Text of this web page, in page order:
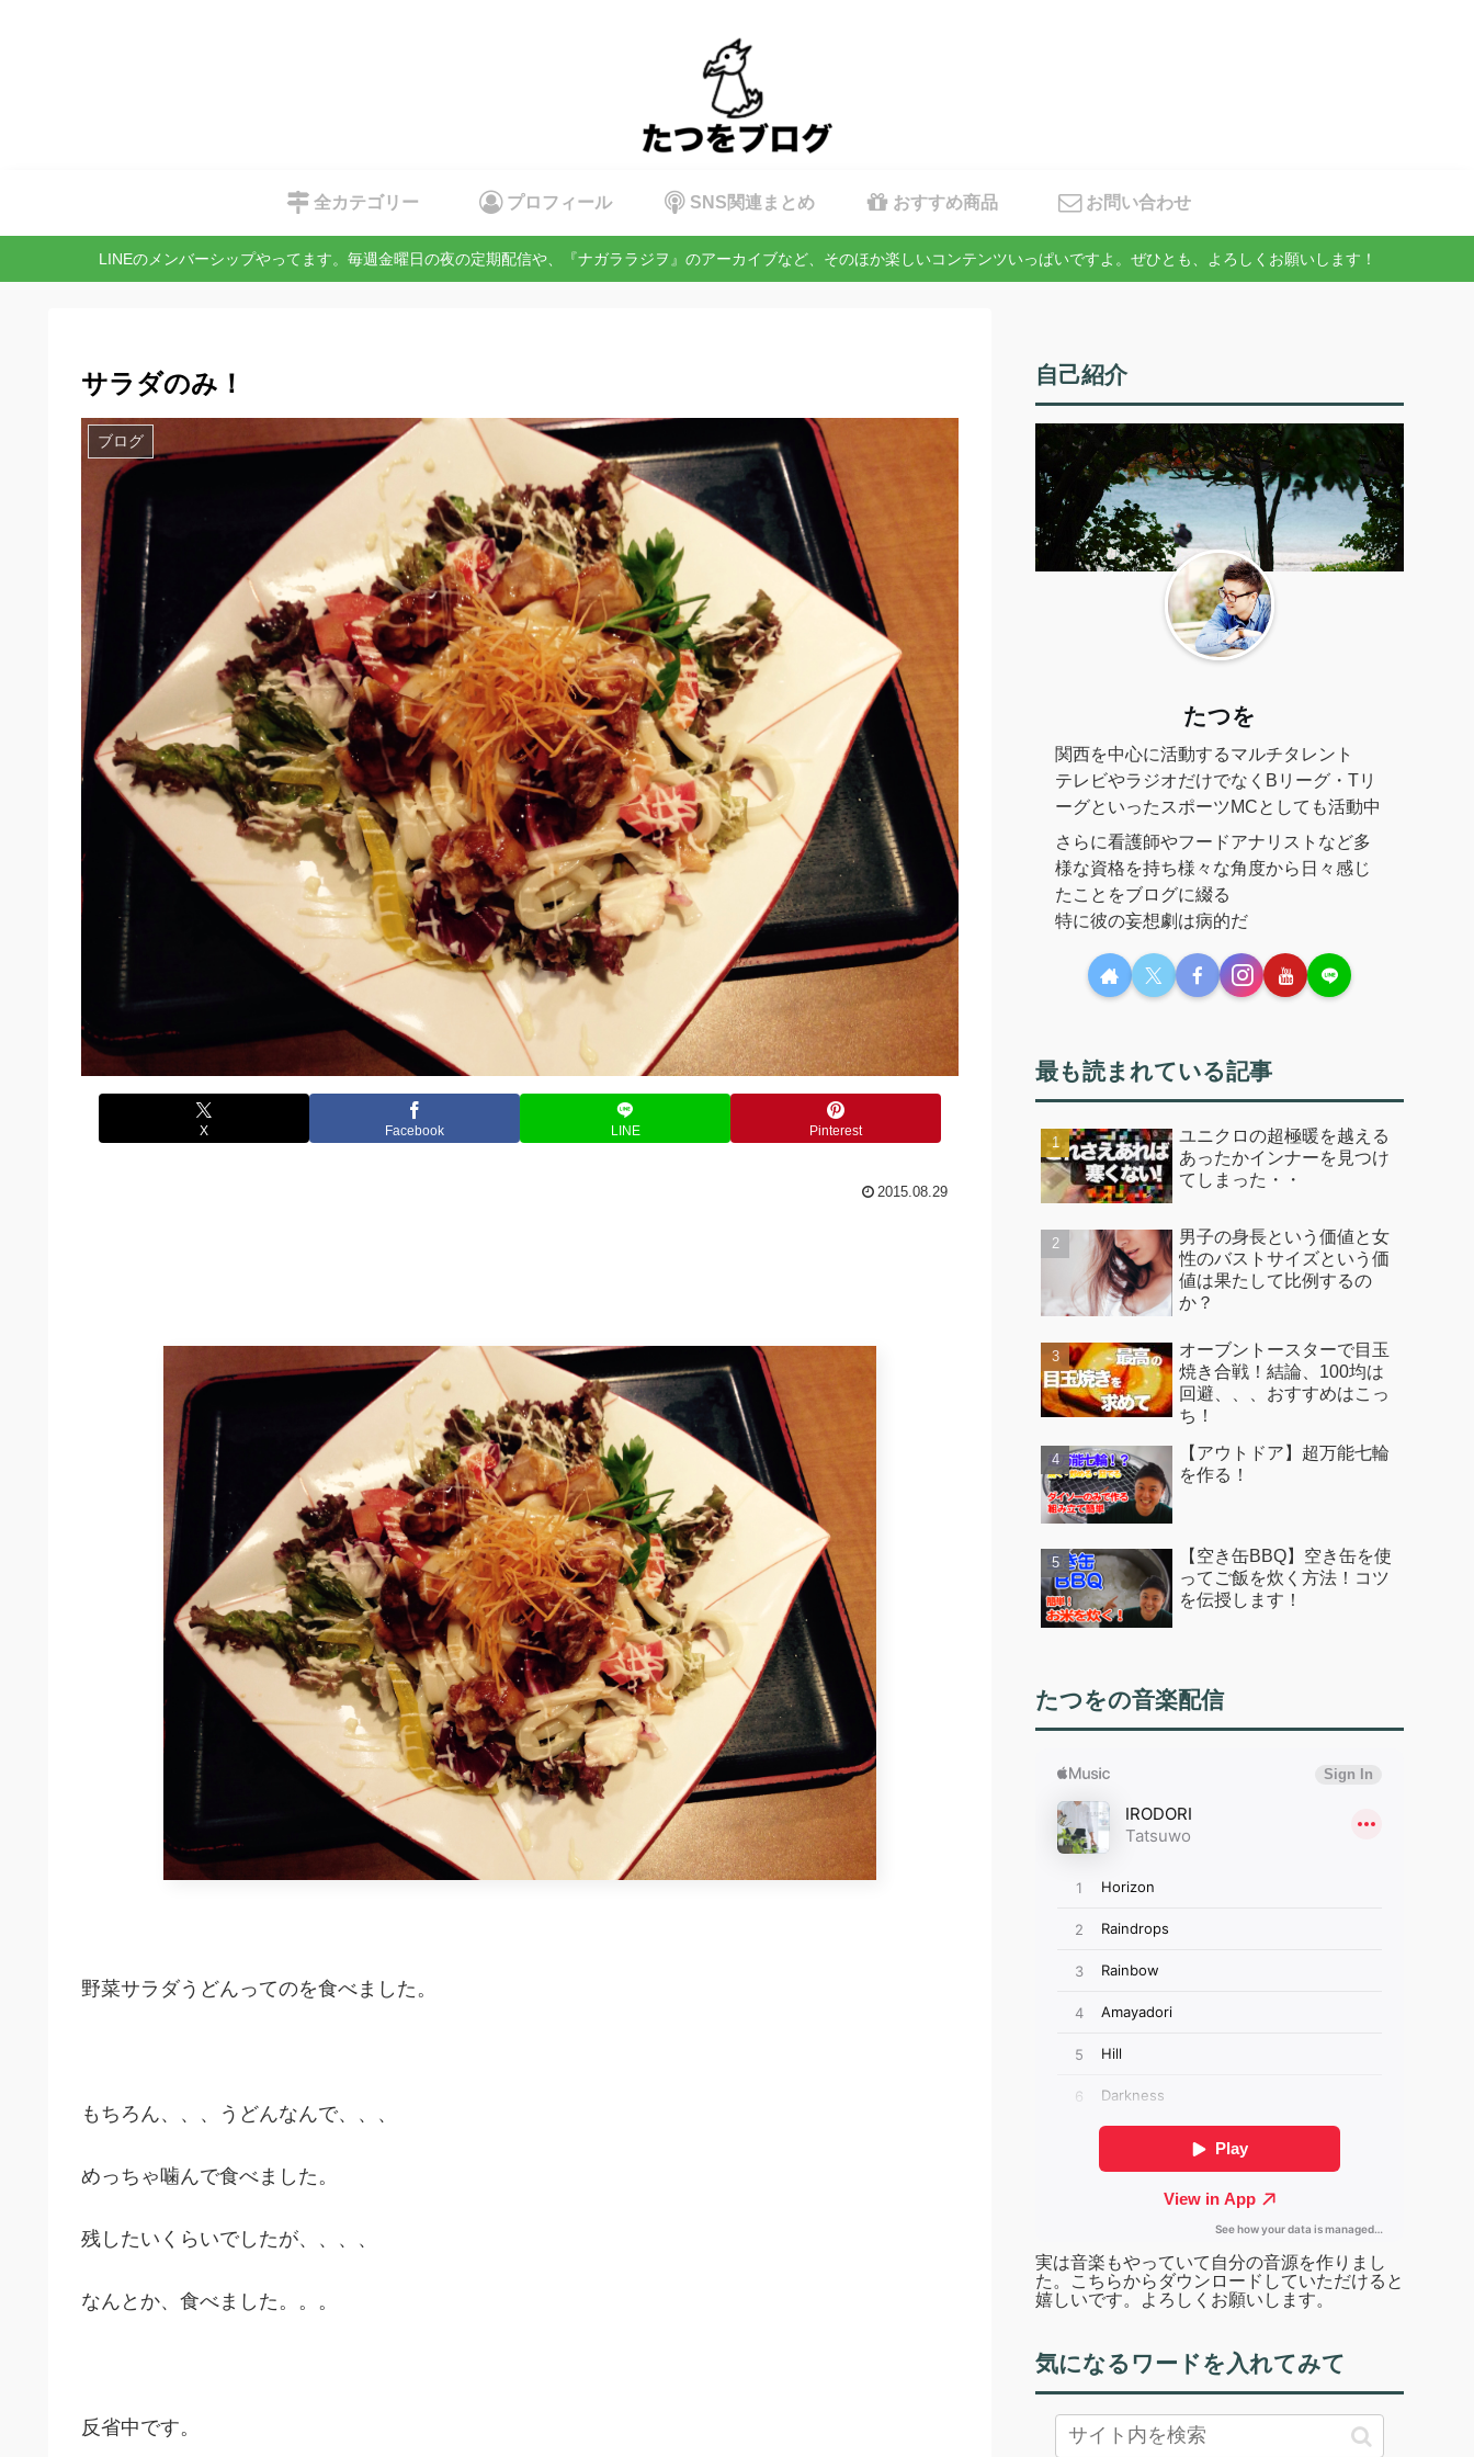
全カテゴリー プロフィール SNS関連まとめ おすすめ商品 お問い合わせ
LINEのメンバーシップやってます。毎週金曜日の夜の定期配信や、『ナガララジヲ』のアーカイブなど、そのほか楽しいコンテンツいっぱいですよ。ぜひとも、よろしくお願いします！
サラダのみ！
ブログ
X Facebook LINE Pinterest
2015.08.29
野菜サラダうどんってのを食べました。
もちろん、、、うどんなんで、、、
めっちゃ噛んで食べました。
残したいくらいでしたが、、、、
なんとか、食べました。。。
反省中です。
自己紹介
たつを
関西を中心に活動するマルチタレント
テレビやラジオだけでなくBリーグ・Tリ
ーグといったスポーツMCとしても活動中
さらに看護師やフードアナリストなど多
様な資格を持ち様々な角度から日々感じ
たことをブログに綴る
特に彼の妄想劇は病的だ
最も読まれている記事
ユニクロの超極暖を越える
あったかインナーを見つけ
てしまった・・
男子の身長という価値と女
性のバストサイズという価
値は果たして比例するの
か？
オーブントースターで目玉
焼き合戦！結論、100均は
回避、、、おすすめはこっ
ち！
【アウトドア】超万能七輪
を作る！
【空き缶BBQ】空き缶を使
ってご飯を炊く方法！コツ
を伝授します！
たつをの音楽配信
実は音楽もやっていて自分の音源を作りまし
た。こちらからダウンロードしていただけると
嬉しいです。よろしくお願いします。
気になるワードを入れてみて